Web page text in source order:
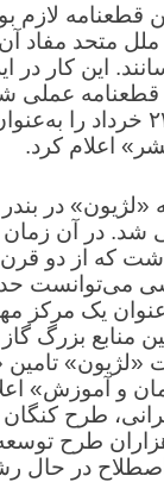
قطعنامه لازم
متحد مفاد
این کار
قطعنامه
شورای ملی ۲۳ خرداد
اعلام کرد.
«لژیون» در
شد. در آن زمان
که از دو
می‌توانست
یک مرکز
منابع بزرگ
«لژیون» تامین
و آموزش»
طرح
طرح توسعه